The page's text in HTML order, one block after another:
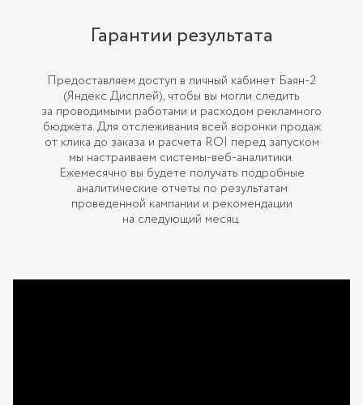
Гарантии результата
Предоставляем доступ в личный кабинет Баян-2
(Яндекс Дисплей), чтобы вы могли следить
за проводимыми работами и расходом рекламного
бюджета. Для отслеживания всей воронки продаж
от клика до заказа и расчета ROI перед запуском
мы настраиваем системы-веб-аналитики.
Ежемесячно вы будете получать подробные
аналитические отчеты по результатам
проведенной кампании и рекомендации
на следующий месяц.